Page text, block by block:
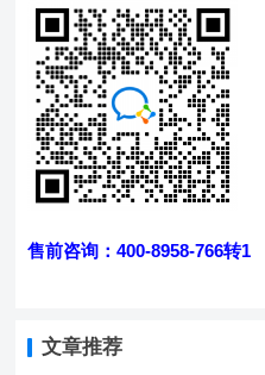
售前咨询：400-8958-766转1
文章推荐